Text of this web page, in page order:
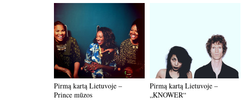
Pirmą kartą Lietuvoje –
Prince mūzos
Pirmą kartą Lietuvoje –
„KNOWER“